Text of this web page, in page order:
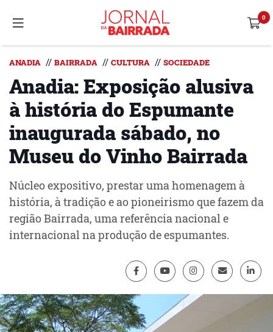
ANADIA // BAIRRADA // CULTURA // SOCIEDADE
Anadia: Exposição alusiva
à história do Espumante
inaugurada sábado, no
Museu do Vinho Bairrada
Núcleo expositivo, prestar uma homenagem à
história, à tradição e ao pioneirismo que fazem da
região Bairrada, uma referência nacional e
internacional na produção de espumantes.